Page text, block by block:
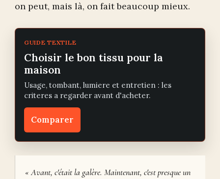
on peut, mais là, on fait beaucoup mieux.
GUIDE TEXTILE
Choisir le bon tissu pour la
maison
Usage, tombant, lumiere et entretien : les
criteres a regarder avant d'acheter.
Comparer
« Avant, c'était la galère. Maintenant, c'est presque un